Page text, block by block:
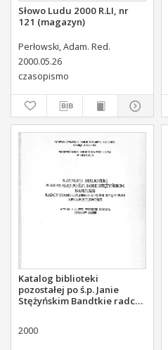
Słowo Ludu 2000 R.LI, nr
121 (magazyn)
Perłowski, Adam. Red.
2000.05.26
czasopismo
Katalog biblioteki
pozostałej po ś.p. Janie
Stężyńskim Bandtkie radcy
2000